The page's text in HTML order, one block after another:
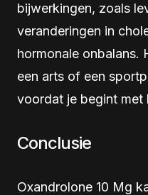
bijwerkingen, zoals
veranderingen in
hormonale onbalans.
een arts of een
voordat je begint met
Conclusie
Oxandrolone 10 Mg